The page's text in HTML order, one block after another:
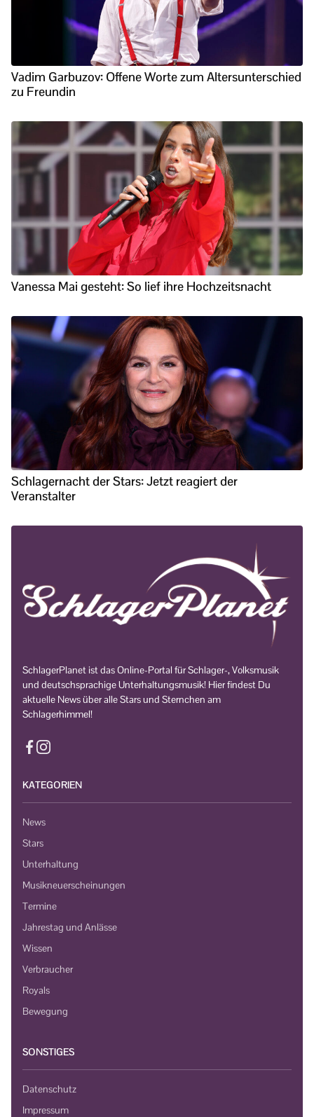
Vadim Garbuzov: Offene Worte zum Altersunterschied
zu Freundin
Vanessa Mai gesteht: So lief ihre Hochzeitsnacht
Schlagernacht der Stars: Jetzt reagiert der
Veranstalter
SchlagerPlanet ist das Online-Portal für Schlager-, Volksmusik
und deutschsprachige Unterhaltungsmusik! Hier findest Du
aktuelle News über alle Stars und Sternchen am
Schlagerhimmel!
KATEGORIEN
News
Stars
Unterhaltung
Musikneuerscheinungen
Termine
Jahrestag und Anlässe
Wissen
Verbraucher
Royals
Bewegung
SONSTIGES
Datenschutz
Impressum